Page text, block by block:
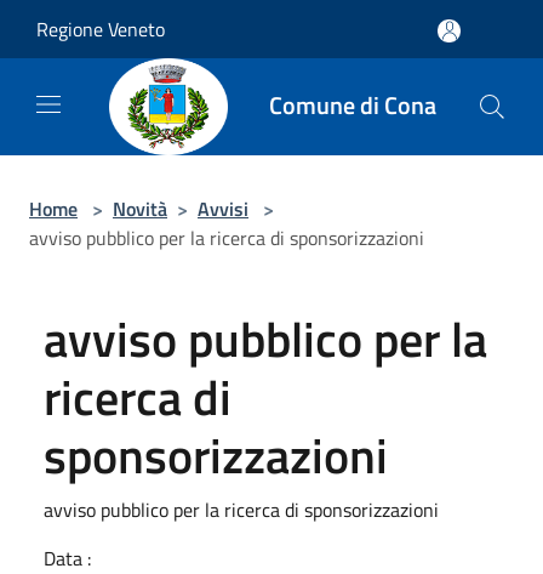
Regione Veneto
Comune di Cona
Home > Novità > Avvisi >
avviso pubblico per la ricerca di sponsorizzazioni
avviso pubblico per la
ricerca di
sponsorizzazioni
avviso pubblico per la ricerca di sponsorizzazioni
Data :